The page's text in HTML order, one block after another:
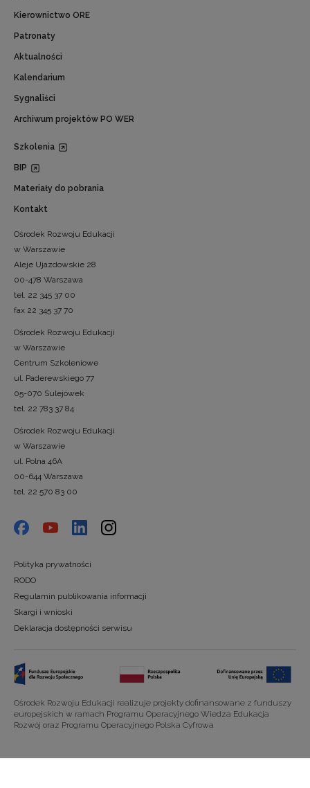
Kierownictwo ORE
Patronaty
Aktualności
Kalendarium
Sygnaliści
Archiwum projektów PO WER
Szkolenia
BIP
Materiały do pobrania
Kontakt
Ośrodek Rozwoju Edukacji
w Warszawie
Aleje Ujazdowskie 28
00-478 Warszawa
tel. 22 345 37 00
fax 22 345 37 70
Ośrodek Rozwoju Edukacji
w Warszawie
Centrum Szkoleniowe
ul. Paderewskiego 77
05-070 Sulejówek
tel. 22 783 37 84
Ośrodek Rozwoju Edukacji
w Warszawie
ul. Polna 46A
00-644 Warszawa
tel. 22 570 83 00
Polityka prywatności
RODO
Regulamin publikowania informacji
Skargi i wnioski
Deklaracja dostępności serwisu
Ośrodek Rozwoju Edukacji realizuje projekty dofinansowane z funduszy
europejskich w ramach Programu Operacyjnego Wiedza Edukacja
Rozwój oraz Programu Operacyjnego Polska Cyfrowa